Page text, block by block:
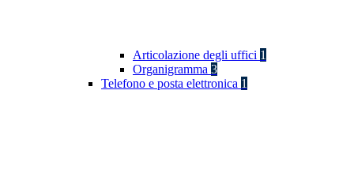
Articolazione degli uffici 1
Organigramma 3
Telefono e posta elettronica 1